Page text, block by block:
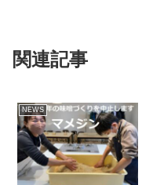
関連記事
NEWS